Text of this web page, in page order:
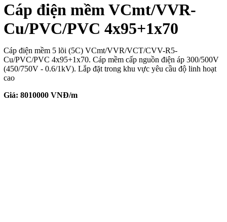
Cáp điện mềm VCmt/VVR-
Cu/PVC/PVC 4x95+1x70
Cáp điện mềm 5 lõi (5C) VCmt/VVR/VCT/CVV-R5-
Cu/PVC/PVC 4x95+1x70. Cáp mềm cấp nguồn điện áp 300/500V
(450/750V - 0.6/1kV). Lắp đặt trong khu vực yêu cầu độ linh hoạt
cao
Giá: 8010000VNĐ/m